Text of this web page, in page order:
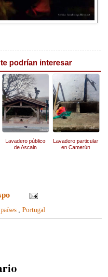
podrían interesar
Lavadero público
de Ascain
Lavadero particular
en Camerún
Portugal